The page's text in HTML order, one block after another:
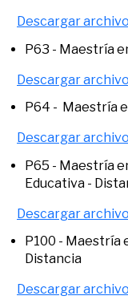
Descargar archivo
P63 - Maestría
Descargar archivo
P64 - Maestría
Descargar archivo
P65 - Maestría
Educativa -
Descargar archivo
P100 - Maestría
Distancia
Descargar archivo